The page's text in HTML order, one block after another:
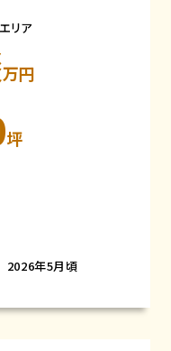
リア
万円
坪
2026年5月頃